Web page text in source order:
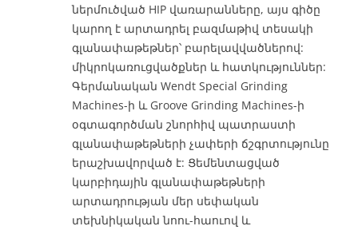
ներմուծված HIP վառարանները, այս գիծը
կարող է արտադրել բազմաթիվ տեսակի
գլանափաթեթներ՝ բարելավվածներով:
միկրոկառուցվածքներ և հատկություններ:
Գերմանական Wendt Special Grinding
Machines-ի և Groove Grinding Machines-ի
օգտագործման շնորհիվ պատրաստի
գլանափաթեթների չափերի ճշգրտությունը
երաշխավորված է: Ցեմենտացված
կարբիդային գլանափաթեթների
արտադրության մեր սեփական
տեխնիկական նոու-հաուով և